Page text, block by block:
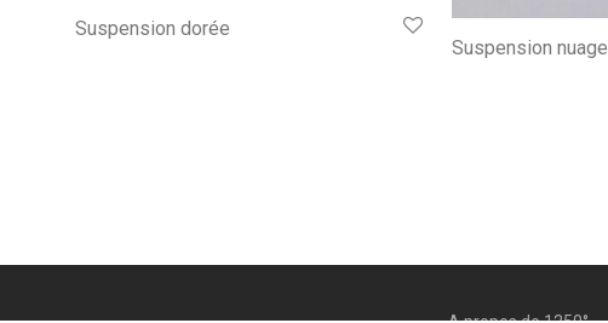
Suspension dorée
Suspension nuage